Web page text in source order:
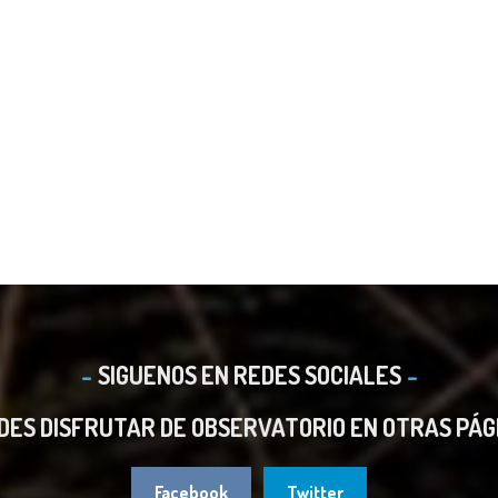
SIGUENOS EN REDES SOCIALES
DISFRUTAR DE OBSERVATORIO EN OTRAS
Facebook Twitter